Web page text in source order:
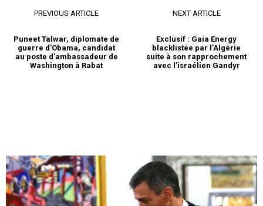
PREVIOUS ARTICLE
Puneet Talwar, diplomate de
guerre d’Obama, candidat
au poste d’ambassadeur de
Washington à Rabat
NEXT ARTICLE
Exclusif : Gaia Energy
blacklistée par l’Algérie
suite à son rapprochement
avec l’israélien Gandyr